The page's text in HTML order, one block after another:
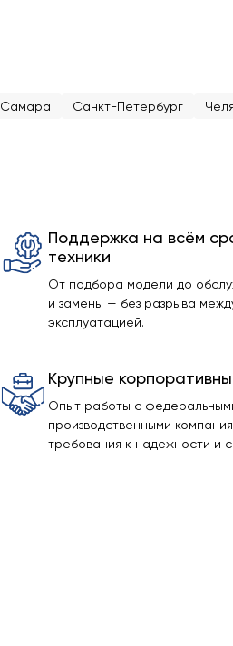
Самара Санкт-Петербург
Поддержка на всём
техники
От подбора модели до
и замены — без разрыва
эксплуатацией.
Крупные
Опыт работы с
производственными
требования к надежности и